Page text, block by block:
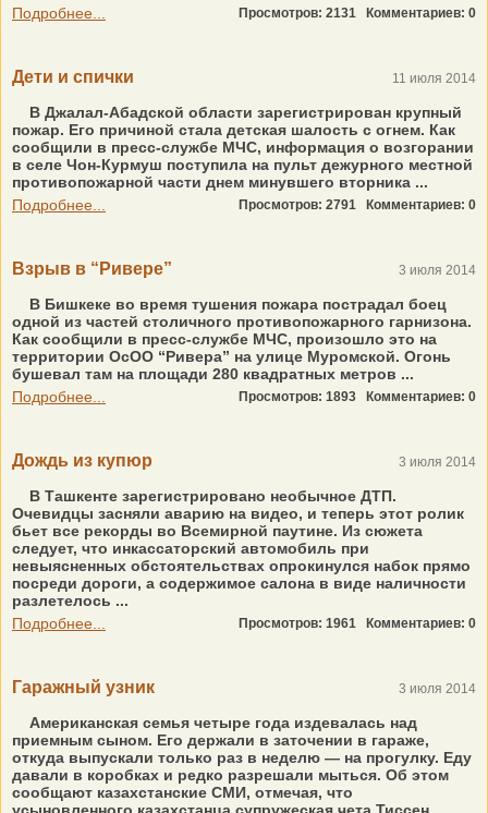
Подробнее...
Просмотров: 2131 Комментариев: 0
Дети и спички 11 июля 2014
В Джалал-Абадской области зарегистрирован крупный
пожар. Его причиной стала детская шалость с огнем. Как
сообщили в пресс-службе МЧС, информация о возгорании
в селе Чон-Курмуш поступила на пульт дежурного местной
противопожарной части днем минувшего вторника ...
Подробнее...
Просмотров: 2791 Комментариев: 0
Взрыв в “Ривере” 3 июля 2014
В Бишкеке во время тушения пожара пострадал боец
одной из частей столичного противопожарного гарнизона.
Как сообщили в пресс-службе МЧС, произошло это на
территории ОсОО “Ривера” на улице Муромской. Огонь
бушевал там на площади 280 квадратных метров ...
Подробнее...
Просмотров: 1893 Комментариев: 0
Дождь из купюр 3 июля 2014
В Ташкенте зарегистрировано необычное ДТП.
Очевидцы засняли аварию на видео, и теперь этот ролик
бьет все рекорды во Всемирной паутине. Из сюжета
следует, что инкассаторский автомобиль при
невыясненных обстоятельствах опрокинулся набок прямо
посреди дороги, а содержимое салона в виде наличности
разлетелось ...
Подробнее...
Просмотров: 1961 Комментариев: 0
Гаражный узник 3 июля 2014
Американская семья четыре года издевалась над
приемным сыном. Его держали в заточении в гараже,
откуда выпускали только раз в неделю — на прогулку. Еду
давали в коробках и редко разрешали мыться. Об этом
сообщают казахстанские СМИ, отмечая, что